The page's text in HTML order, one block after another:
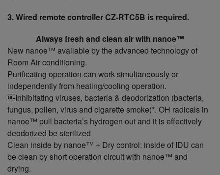
3. Wired remote controller CZ-RTC5B is required.
Always fresh and clean air with nanoe™
New nanoe™ available by the advanced technology of
Room Air conditioning.
Purificating operation can work simultaneously or
independently from heating/cooling operation.
Inhibitating viruses, bacteria & deodorization (bacteria,
fungus, pollen, virus and cigarette smoke)*. OH radicals in
nanoe™ pull bacteria’s hydrogen out and it is effectively
deodorized be sterilized
Clean inside by nanoe™ + Dry control: inside of IDU can
be clean by short operation circuit with nanoe™ and
drying.